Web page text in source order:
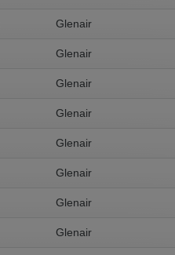
Glenair
Glenair
Glenair
Glenair
Glenair
Glenair
Glenair
Glenair